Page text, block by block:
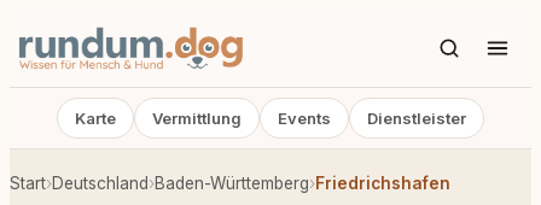
Karte Vermittlung Events Dienstleister
Start›Deutschland›Baden-Württemberg›Friedrichshafen